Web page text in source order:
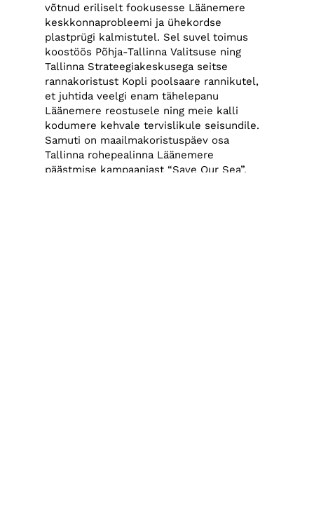
võtnud eriliselt fookusesse Läänemere
keskkonnaprobleemi ja ühekordse
plastprügi kalmistutel. Sel suvel toimus
koostöös Põhja-Tallinna Valitsuse ning
Tallinna Strateegiakeskusega seitse
rannakoristust Kopli poolsaare rannikutel,
et juhtida veelgi enam tähelepanu
Läänemere reostusele ning meie kalli
kodumere kehvale tervislikule seisundile.
Samuti on maailmakoristuspäev osa
Tallinna rohepealinna Läänemere
päästmise kampaaniast “Save Our Sea”.